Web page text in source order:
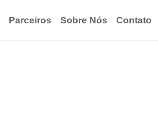
Parceiros Sobre Nós Contato